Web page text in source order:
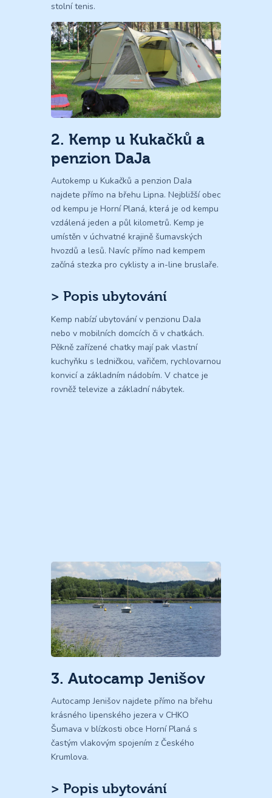
stolní tenis.
2. Kemp u Kukačků a
penzion DaJa
Autokemp u Kukačků a penzion DaJa
najdete přímo na břehu Lipna. Nejbližší obec
od kempu je Horní Planá, která je od kempu
vzdálená jeden a půl kilometrů. Kemp je
umístěn v úchvatné krajině šumavských
hvozdů a lesů. Navíc přímo nad kempem
začíná stezka pro cyklisty a in-line bruslaře.
> Popis ubytování
Kemp nabízí ubytování v penzionu DaJa
nebo v mobilních domcích či v chatkách.
Pěkně zařízené chatky mají pak vlastní
kuchyňku s ledničkou, vařičem, rychlovarnou
konvicí a základním nádobím. V chatce je
rovněž televize a základní nábytek.
3. Autocamp Jenišov
Autocamp Jenišov najdete přímo na břehu
krásného lipenského jezera v CHKO
Šumava v blízkosti obce Horní Planá s
častým vlakovým spojením z Českého
Krumlova.
> Popis ubytování